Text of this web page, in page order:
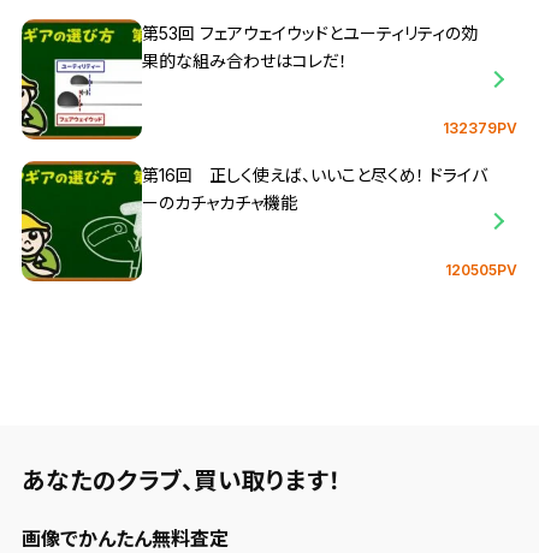
第53回 フェアウェイウッドとユーティリティの効
果的な組み合わせはコレだ！
132379PV
第16回 正しく使えば、いいこと尽くめ！ ドライバ
ーのカチャカチャ機能
120505PV
あなたのクラブ、 買い取ります！
画像でかんたん無料査定